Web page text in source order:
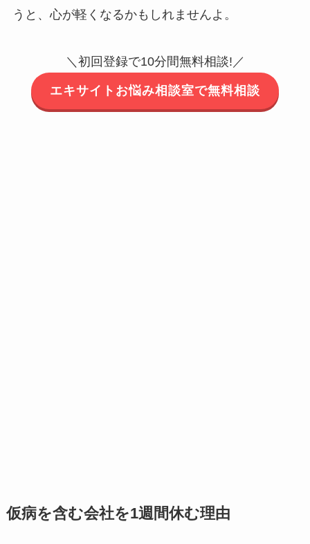
うと、心が軽くなるかもしれませんよ。
＼初回登録で10分間無料相談!／
エキサイトお悩み相談室で無料相談
仮病を含む会社を1週間休む理由